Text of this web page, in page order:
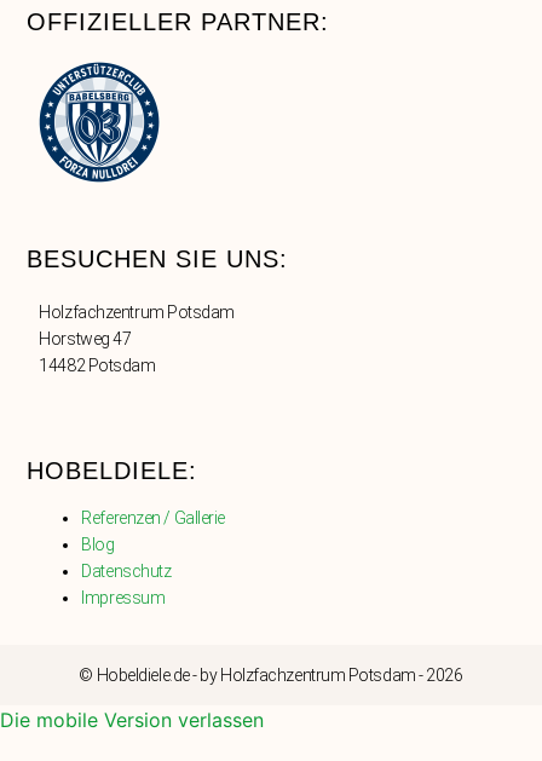
OFFIZIELLER PARTNER:
BESUCHEN SIE UNS:
Holzfachzentrum Potsdam
Horstweg 47
14482 Potsdam
HOBELDIELE:
Referenzen / Gallerie
Blog
Datenschutz
Impressum
© Hobeldiele.de - by Holzfachzentrum Potsdam - 2026
Die mobile Version verlassen